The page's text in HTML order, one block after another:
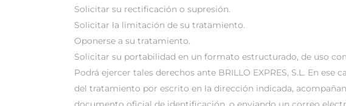
Solicitar su rectificación o supresión.
Solicitar la limitación de su tratamiento.
Oponerse a su tratamiento.
Solicitar su portabilidad en un formato estructurado, de uso
Podrá ejercer tales derechos ante BRILLO EXPRES, S.L. En ese
del tratamiento por escrito en la dirección indicada,